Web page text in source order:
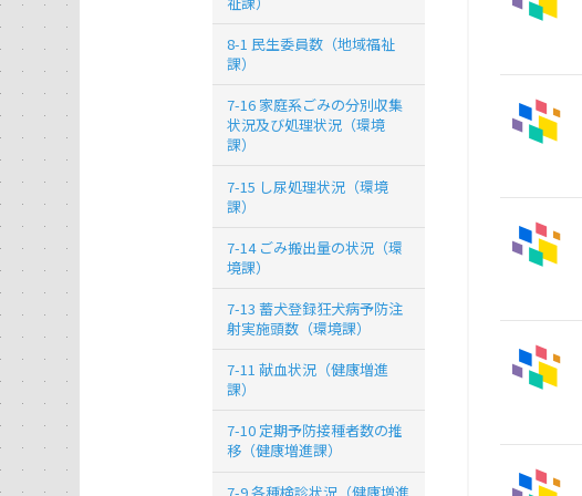
8-1 民生委員数（地域福祉
課）
7-16 家庭系ごみの分別収集
状況及び処理状況（環境
課）
7-15 し尿処理状況（環境
課）
7-14 ごみ搬出量の状況（環
境課）
7-13 蓄犬登録狂犬病予防注
射実施頭数（環境課）
7-11 献血状況（健康増進
課）
7-10 定期予防接種者数の推
移（健康増進課）
7-9 各種検診状況（健康増進